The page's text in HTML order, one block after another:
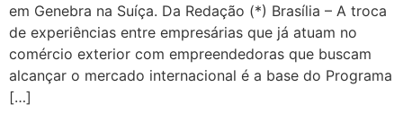
em Genebra na Suíça. Da Redação (*) Brasília – A troca
de experiências entre empresárias que já atuam no
comércio exterior com empreendedoras que buscam
alcançar o mercado internacional é a base do Programa
[…]